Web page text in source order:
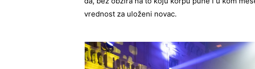
vrednost za uloženi novac.